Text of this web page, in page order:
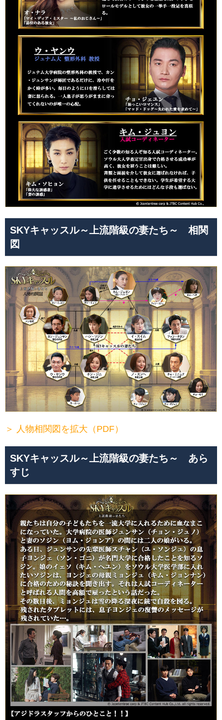
SKYキャッスル～上流階級の妻たち～ 相関
図
＞ 人物相関図を拡大（PDF）
SKYキャッスル～上流階級の妻たち～ あら
すじ